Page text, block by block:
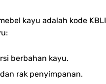
kayu adalah kode
berbahan kayu.
rak penyimpanan.